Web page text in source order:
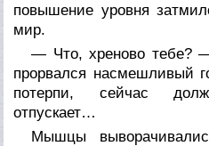
повышение уровня
мир.
— Что, хреново тебе?
прорвался насмешливый
потерпи, сейчас
отпускает…
Мышцы